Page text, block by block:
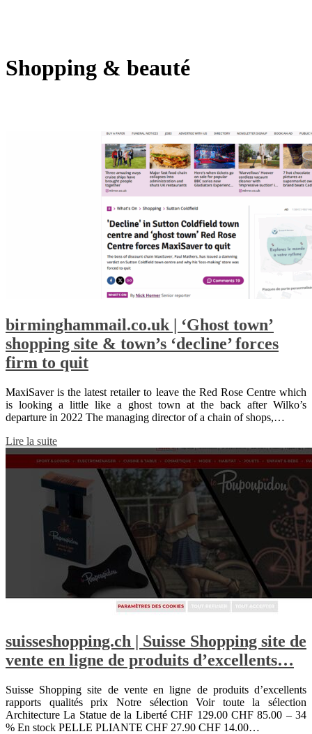
Shopping & beauté
birminghammail.co.uk | ‘Ghost town’
shopping site & town’s ‘decline’ forces
firm to quit
MaxiSaver is the latest retailer to leave the Red Rose Centre which
is looking a little like a ghost town at the back after Wilko’s
departure in 2022 The managing director of a chain of shops,…
Lire la suite
suisseshopping.ch | Suisse Shopping site de
vente en ligne de produits d’excellents…
Suisse Shopping site de vente en ligne de produits d’excellents
rapports qualités prix Notre sélection Voir toute la sélection
Architecture La Statue de la Liberté CHF 129.00 CHF 85.00 – 34
% En stock PELLE PLIANTE CHF 27.90 CHF 14.00…